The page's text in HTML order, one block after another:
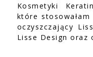
Kosmetyki
które
oczyszczający
Lisse Design oraz